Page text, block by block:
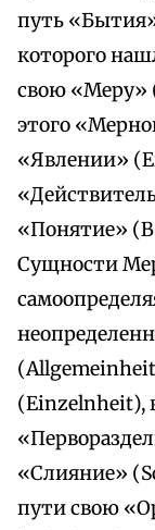
путь
которого
свою «Меру»
этого
«Явлении»
«Понятие»
Сущности
(Einzelnheit),
«Слияние»
пути свою